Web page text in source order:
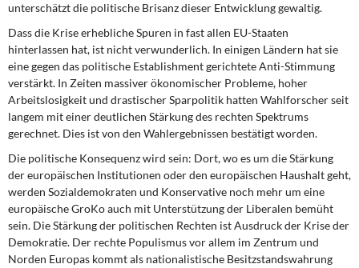
unterschätzt die politische Brisanz dieser Entwicklung gewaltig.
Dass die Krise erhebliche Spuren in fast allen EU-Staaten
hinterlassen hat, ist nicht verwunderlich. In einigen Ländern hat sie
eine gegen das politische Establishment gerichtete Anti-Stimmung
verstärkt. In Zeiten massiver ökonomischer Probleme, hoher
Arbeitslosigkeit und drastischer Sparpolitik hatten Wahlforscher seit
langem mit einer deutlichen Stärkung des rechten Spektrums
gerechnet. Dies ist von den Wahlergebnissen bestätigt worden.
Die politische Konsequenz wird sein: Dort, wo es um die Stärkung
der europäischen Institutionen oder den europäischen Haushalt geht,
werden Sozialdemokraten und Konservative noch mehr um eine
europäische GroKo auch mit Unterstützung der Liberalen bemüht
sein. Die Stärkung der politischen Rechten ist Ausdruck der Krise der
Demokratie. Der rechte Populismus vor allem im Zentrum und
Norden Europas kommt als nationalistische Besitzstandswahrung